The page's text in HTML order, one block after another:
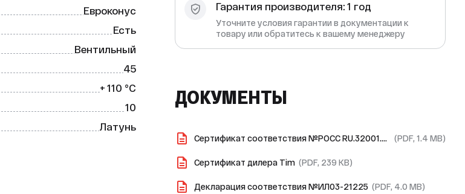
Евроконус
Есть
Вентильный
45
+ 110 °C
10
Латунь
Гарантия производителя: 1 год
Уточните условия гарантии в документации к
товару или обратитесь к вашему менеджеру
ДОКУМЕНТЫ
Сертификат соответствия №РОСС RU.32001.04ИБФ1.ОСП28.459 с 17.01.2024 по 16.01.2027 (PDF, 1.4 MB)
Сертификат дилера Tim (PDF, 239 KB)
Декларация соответствия №ИЛ03-21225 (PDF, 4.0 MB)